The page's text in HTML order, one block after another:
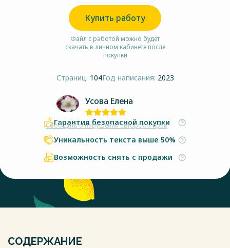
Купить работу
Файл с работой можно будет
скачать в личном кабинете после
покупки
Страниц: 104Год написания: 2023
Усова Елена
Сообщить о нарушении авторских прав
Гарантия безопасной покупки
Уникальность текста выше 50%
Возможность снять с продажи
СОДЕРЖАНИЕ